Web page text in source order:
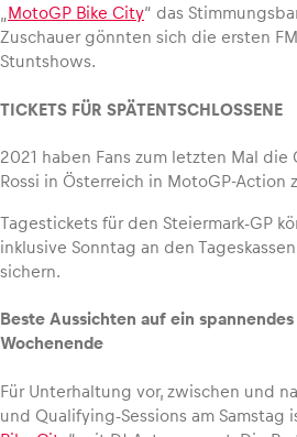
„MotoGP Bike City“ das
Zuschauer gönnten sich die ersten
Stuntshows.
TICKETS FÜR SPÄTENTSCHLOSSENE
2021 haben Fans zum letzten Mal die
Rossi in Österreich in MotoGP-Action
Tagestickets für den Steiermark-GP
inklusive Sonntag an den
sichern.
Beste Aussichten auf ein
Wochenende
Für Unterhaltung vor, zwischen und
und Qualifying-Sessions am Samstag